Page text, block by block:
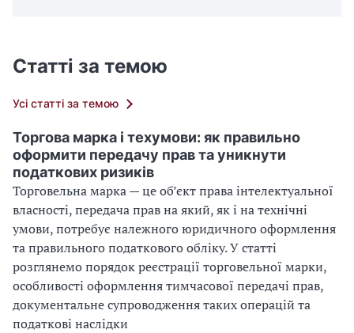
Статті за темою
Усі статті за темою
Торгова марка і техумови: як правильно
оформити передачу прав та уникнути
податкових ризиків
Торговельна марка — це об’єкт права інтелектуальної
власності, передача прав на який, як і на технічні
умови, потребує належного юридичного оформлення
та правильного податкового обліку. У статті
розглянемо порядок реєстрації торговельної марки,
особливості оформлення тимчасової передачі прав,
документальне супроводження таких операцій та
податкові наслідки